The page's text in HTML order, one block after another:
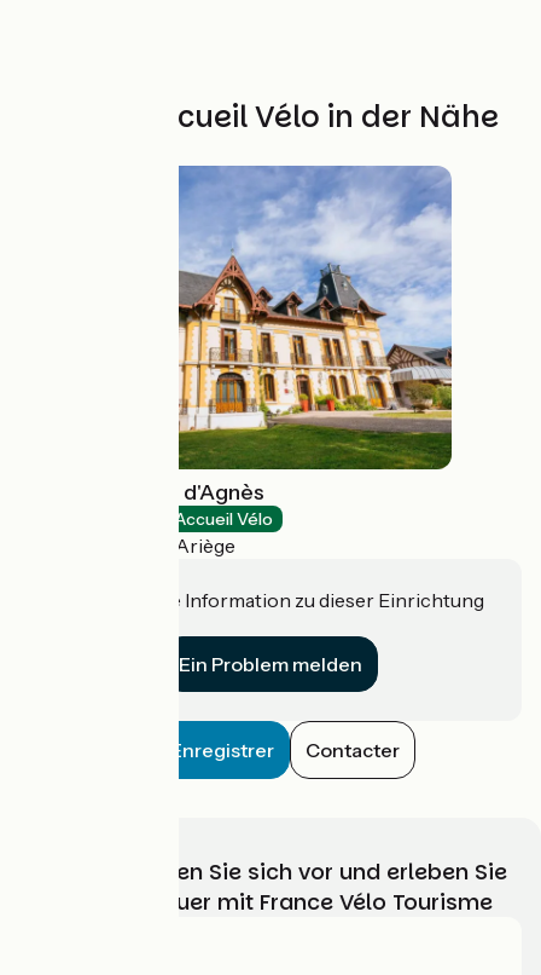
Weitere Accueil Vélo in der Nähe
Hotel Le Manoir d'Agnès
Accueil Vélo
Tarascon-sur-Ariège
Haben Sie eine Information zu dieser Einrichtung
Ein Problem melden
Enregistrer Contacter
Wählen, bereiten Sie sich vor und erleben Sie
Ihr Radabenteuer mit France Vélo Tourisme